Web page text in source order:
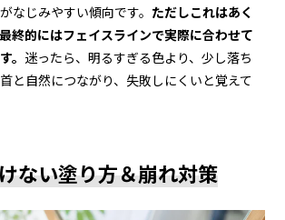
なじみやすい傾向です。 ただしこれはあく
終的にはフェイスラインで実際に合わせて
。 迷ったら、明るすぎる色より、少し落ち
と自然につながり、失敗しにくいと覚えて
ない塗り方＆崩れ対策